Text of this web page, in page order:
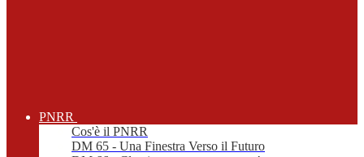
PNRR
Cos'è il PNRR
DM 65 - Una Finestra Verso il Futuro